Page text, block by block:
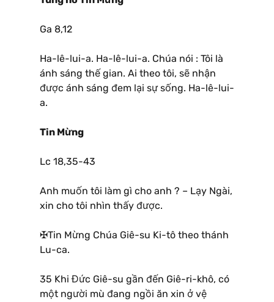
Ga 8,12
Ha-lê-lui-a. Ha-lê-lui-a. Chúa nói : Tôi là
ánh sáng thế gian. Ai theo tôi, sẽ nhận
được ánh sáng đem lại sự sống. Ha-lê-lui-
a.
Tin Mừng
Lc 18,35-43
Anh muốn tôi làm gì cho anh ? – Lạy Ngài,
xin cho tôi nhìn thấy được.
✠Tin Mừng Chúa Giê-su Ki-tô theo thánh
Lu-ca.
35 Khi Đức Giê-su gần đến Giê-ri-khô, có
một người mù đang ngồi ăn xin ở vệ